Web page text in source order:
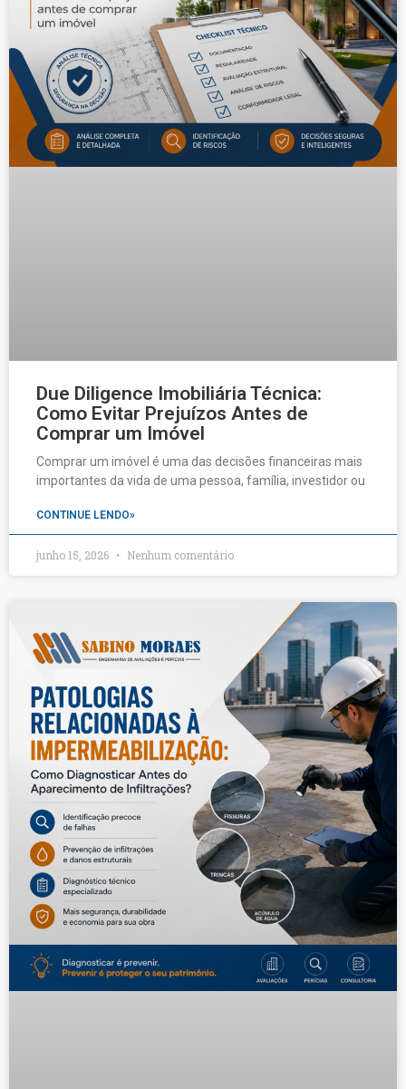
Due Diligence Imobiliária Técnica:
Como Evitar Prejuízos Antes de
Comprar um Imóvel
Comprar um imóvel é uma das decisões financeiras mais
importantes da vida de uma pessoa, família, investidor ou
CONTINUE LENDO»
junho 15, 2026 Nenhum comentário